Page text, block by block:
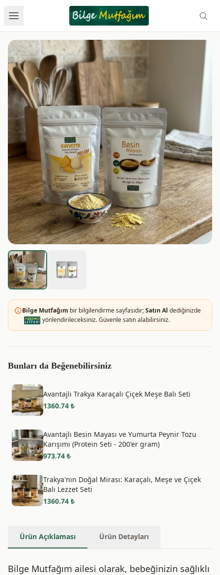
Bilge Mutfağım bir bilgilendirme sayfasıdır;Satın Al dediğinizde
yönlendirileceksiniz. Güvenle satın alabilirsiniz.
Bunları da Beğenebilirsiniz
Avantajlı Trakya Karaçalı Çiçek Meşe Balı Seti
1360.74 ₺
Avantajlı Besin Mayası ve Yumurta Peynir Tozu
Karışımı (Protein Seti - 200'er gram)
973.74 ₺
Trakya'nın Doğal Mirası: Karaçalı, Meşe ve Çiçek
Balı Lezzet Seti
1360.74 ₺
Ürün Açıklaması Ürün Detayları
Bilge Mutfağım ailesi olarak, bebeğinizin sağlıklı